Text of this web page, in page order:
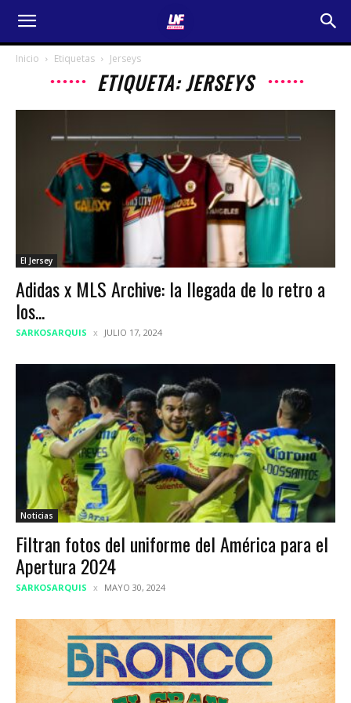
Inicio Etiquetas Jerseys
ETIQUETA: JERSEYS
El Jersey
Adidas x MLS Archive: la llegada de lo retro a
los...
SARKOSARQUIS JULIO 17, 2024
Noticias
Filtran fotos del uniforme del América para el
Apertura 2024
SARKOSARQUIS MAYO 30, 2024